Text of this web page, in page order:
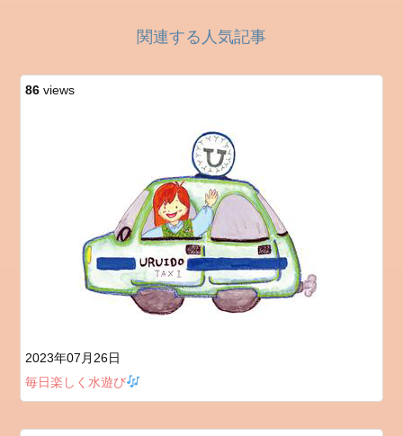
関連する人気記事
86 views
2023年07月26日
毎日楽しく水遊び